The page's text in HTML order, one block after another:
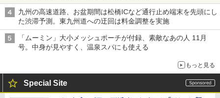
九州の高速道路、お盆期間は松橋ICなど通行止め端末を先頭にし
た渋滞予測。東九州道への迂回は料金調整を実施
「ムーミン」大小メッシュポーチが付録、素敵なあの人 11月
号。中身が見やすく、温泉スパにも使える
もっと見る
Special Site